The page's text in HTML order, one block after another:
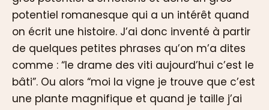
potentiel romanesque qui a un intérêt quand
on écrit une histoire. J’ai donc inventé à partir
de quelques petites phrases qu’on m’a dites
comme : “le drame des viti aujourd’hui c’est le
bâti”. Ou alors “moi la vigne je trouve que c’est
une plante magnifique et quand je taille j’ai